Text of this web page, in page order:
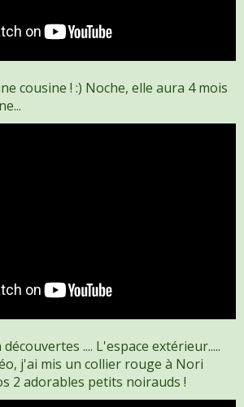
cousine ! :) Noche, elle aura 4 mois
.... L'espace extérieur.....
j'ai mis un collier rouge à Nori
2 adorables petits noirauds !